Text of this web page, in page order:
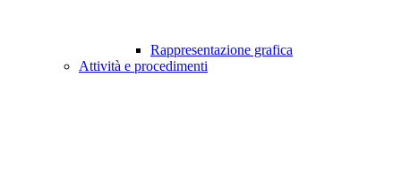
Rappresentazione grafica
Attività e procedimenti